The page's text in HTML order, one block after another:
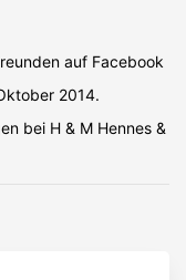
auf Facebook
2014.
bei H & M Hennes &